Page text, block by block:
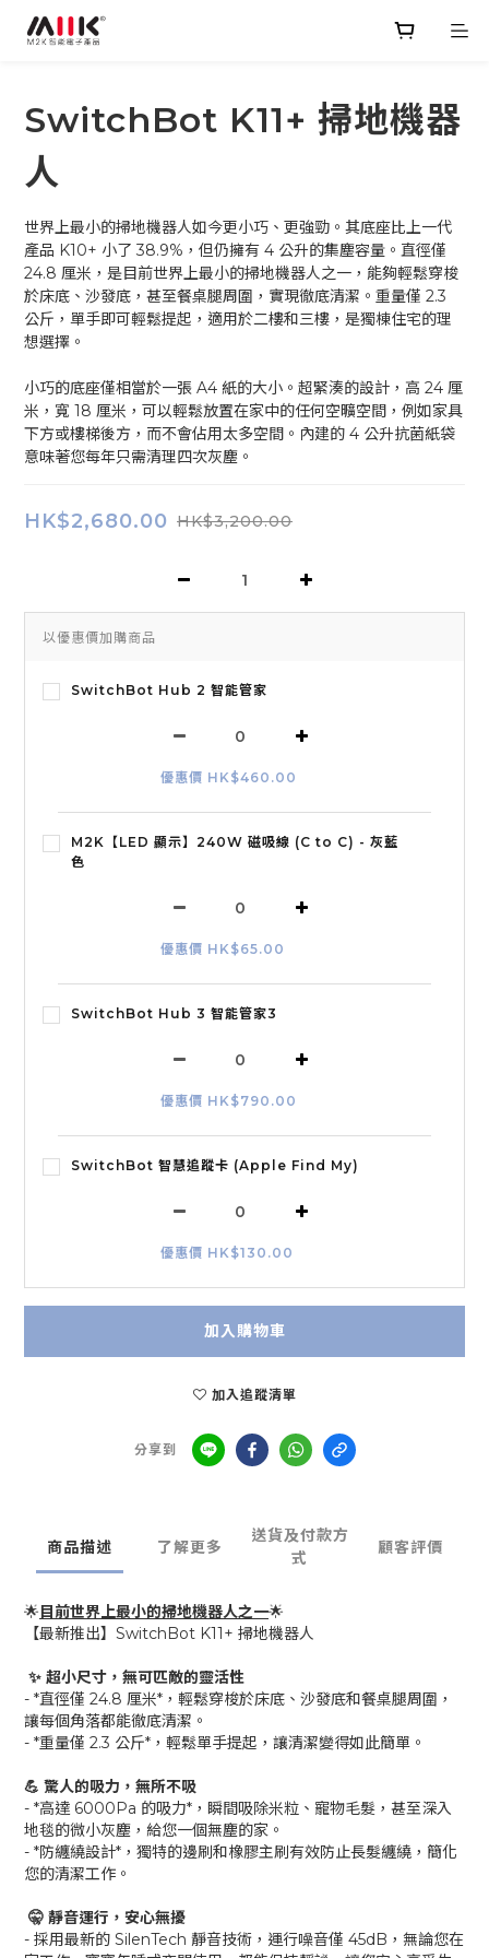
SwitchBot K11+ 掃地機器
人
世界上最小的掃地機器人如今更小巧、更強勁。其底座比上一代
產品 K10+ 小了 38.9%，但仍擁有 4 公升的集塵容量。直徑僅
24.8 厘米，是目前世界上最小的掃地機器人之一，能夠輕鬆穿梭
於床底、沙發底，甚至餐桌腿周圍，實現徹底清潔。重量僅 2.3
公斤，單手即可輕鬆提起，適用於二樓和三樓，是獨棟住宅的理
想選擇。
小巧的底座僅相當於一張 A4 紙的大小。超緊湊的設計，高 24 厘
米，寬 18 厘米，可以輕鬆放置在家中的任何空曠空間，例如家具
下方或樓梯後方，而不會佔用太多空間。內建的 4 公升抗菌紙袋
意味著您每年只需清理四次灰塵。
HK$2,680.00 HK$3,200.00
以優惠價加購商品
SwitchBot Hub 2 智能管家
優惠價 HK$460.00
M2K【LED 顯示】240W 磁吸線 (C to C) - 灰藍
色
優惠價 HK$65.00
SwitchBot Hub 3 智能管家3
優惠價 HK$790.00
SwitchBot 智慧追蹤卡 (Apple Find My)
優惠價 HK$130.00
加入購物車
加入追蹤清單
分享到
商品描述 了解更多
送貨及付款方
式
顧客評價
🌟目前世界上最小的掃地機器人之一🌟
【最新推出】SwitchBot K11+ 掃地機器人
✨ 超小尺寸，無可匹敵的靈活性
- *直徑僅 24.8 厘米*，輕鬆穿梭於床底、沙發底和餐桌腿周圍，
讓每個角落都能徹底清潔。
- *重量僅 2.3 公斤*，輕鬆單手提起，讓清潔變得如此簡單。
💪 驚人的吸力，無所不吸
- *高達 6000Pa 的吸力*，瞬間吸除米粒、寵物毛髮，甚至深入
地毯的微小灰塵，給您一個無塵的家。
- *防纏繞設計*，獨特的邊刷和橡膠主刷有效防止長髮纏繞，簡化
您的清潔工作。
🤫 靜音運行，安心無擾
- 採用最新的 SilenTech 靜音技術，運行噪音僅 45dB，無論您在